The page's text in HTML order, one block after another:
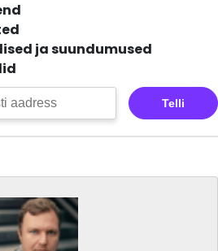
ja suundumused
Telli